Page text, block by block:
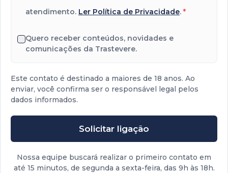
atendimento. Ler Política de Privacidade. *
Quero receber conteúdos, novidades e
comunicações da Trastevere.
Este contato é destinado a maiores de 18 anos. Ao
enviar, você confirma ser o responsável legal pelos
dados informados.
Solicitar ligação
Nossa equipe buscará realizar o primeiro contato em
até 15 minutos, de segunda a sexta-feira, das 9h às 18h.